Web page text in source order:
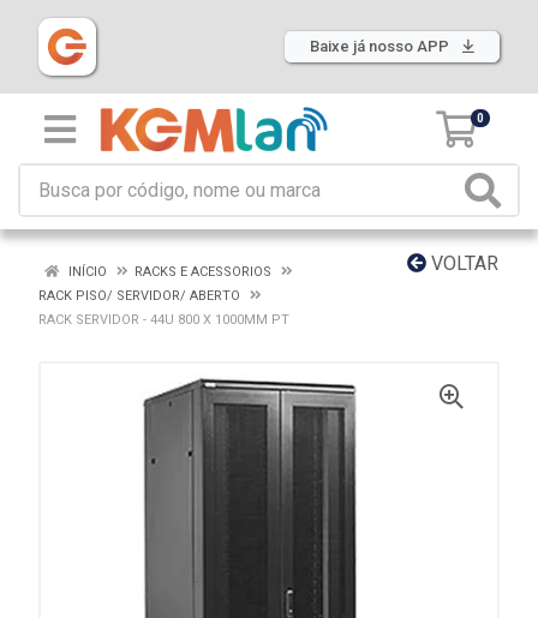
Baixe já nosso APP
0
VOLTAR
INÍCIO
RACKS E ACESSORIOS
RACK PISO/ SERVIDOR/ ABERTO
RACK SERVIDOR - 44U 800 X 1000MM PT